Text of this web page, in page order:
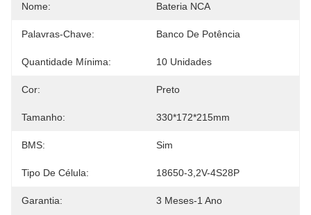
Nome: Bateria NCA
Palavras-Chave: Banco De Potência
Quantidade Mínima: 10 Unidades
Cor: Preto
Tamanho: 330*172*215mm
BMS: Sim
Tipo De Célula: 18650-3,2V-4S28P
Garantia: 3 Meses-1 Ano